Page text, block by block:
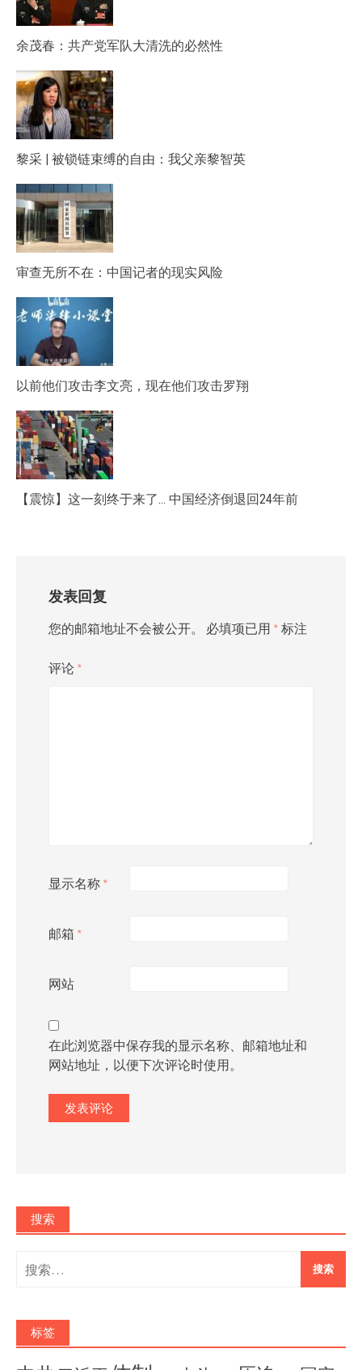
余茂春：共产党军队大清洗的必然性
黎采 | 被锁链束缚的自由：我父亲黎智英
审查无所不在：中国记者的现实风险
以前他们攻击李文亮，现在他们攻击罗翔
【震惊】这一刻终于来了… 中国经济倒退回24年前
发表回复
您的邮箱地址不会被公开。 必填项已用 * 标注
评论 *
显示名称 *
邮箱 *
网站
在此浏览器中保存我的显示名称、邮箱地址和
网站地址，以便下次评论时使用。
搜索
搜
索：
标签